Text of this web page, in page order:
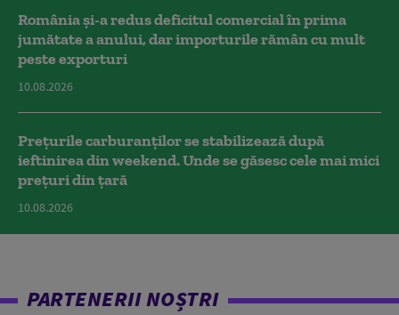
România și-a redus deficitul comercial în prima
jumătate a anului, dar importurile rămân cu mult
peste exporturi
10.08.2026
Prețurile carburanților se stabilizează după
ieftinirea din weekend. Unde se găsesc cele mai mici
prețuri din țară
10.08.2026
PARTENERII NOȘTRI